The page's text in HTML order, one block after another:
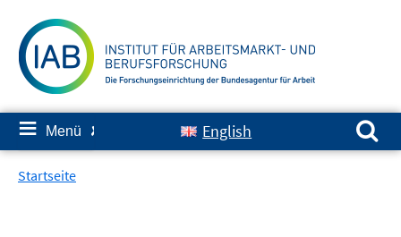
zum
Inhalt
≡ Menü ✘ English
Suchen nach:
Startseite